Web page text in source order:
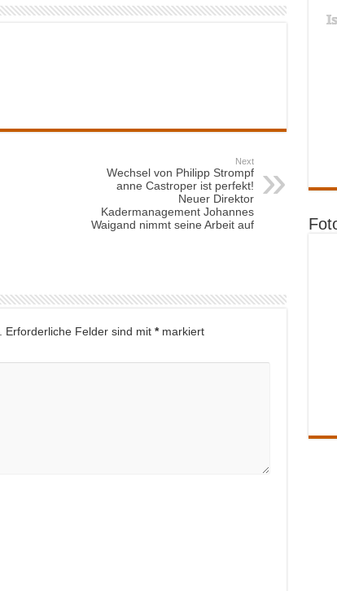
Next
Wechsel von Philipp Strompf
anne Castroper ist perfekt!
Neuer Direktor
Kadermanagement Johannes
Waigand nimmt seine Arbeit auf
Erforderliche Felder sind mit *markiert